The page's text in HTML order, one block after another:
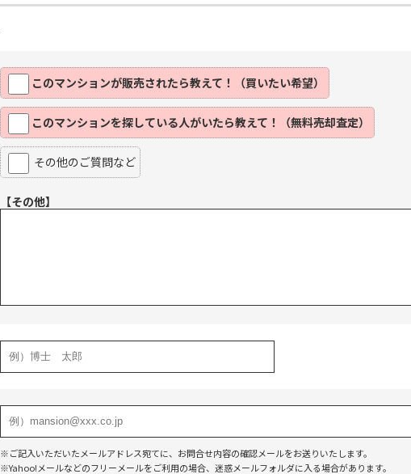
このマンションが販売されたら教えて！（買いたい希望）
このマンションを探している人がいたら教えて！（無料売却査定）
その他のご質問など
【その他】
※ご記入いただいたメールアドレス宛てに、お問合せ内容の確認メールをお送りいたします。
※Yahoo!メールなどのフリーメールをご利用の場合、迷惑メールフォルダに入る場合があります。